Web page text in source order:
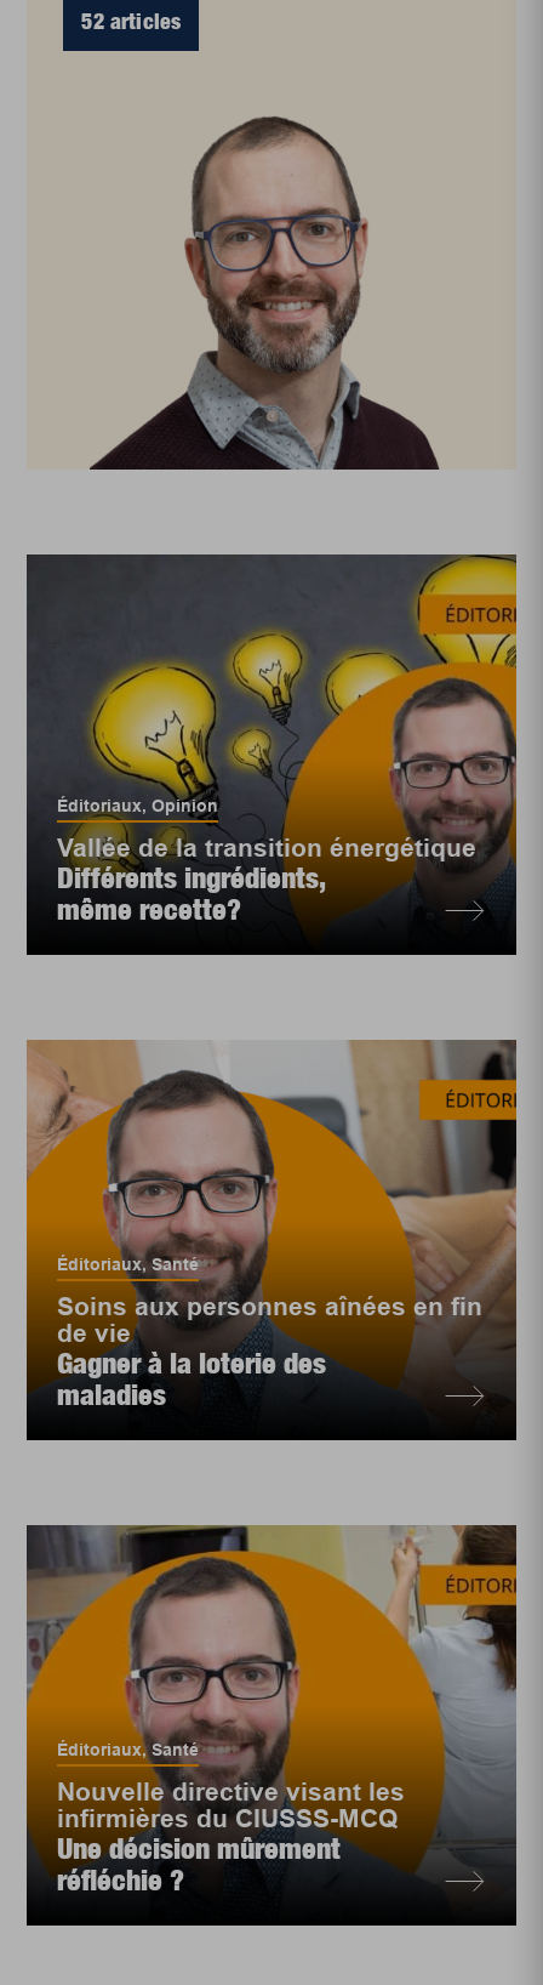
52 articles
Éditoriaux,Opinion
Vallée de la transition énergétique
Différents ingrédients,
même recette?
Éditoriaux,Santé
Soins aux personnes aînées en fin
de vie
Gagner à la loterie des
maladies
Éditoriaux,Santé
Nouvelle directive visant les
infirmières du CIUSSS-MCQ
Une décision mûrement
réfléchie ?